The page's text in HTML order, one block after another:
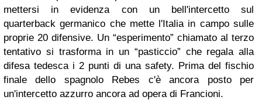
mettersi in evidenza con un bell'intercetto sul
quarterback germanico che mette l'Italia in campo sulle
proprie 20 difensive. Un “esperimento” chiamato al terzo
tentativo si trasforma in un “pasticcio” che regala alla
difesa tedesca i 2 punti di una safety. Prima del fischio
finale dello spagnolo Rebes c'è ancora posto per
un'intercetto azzurro ancora ad opera di Francioni.